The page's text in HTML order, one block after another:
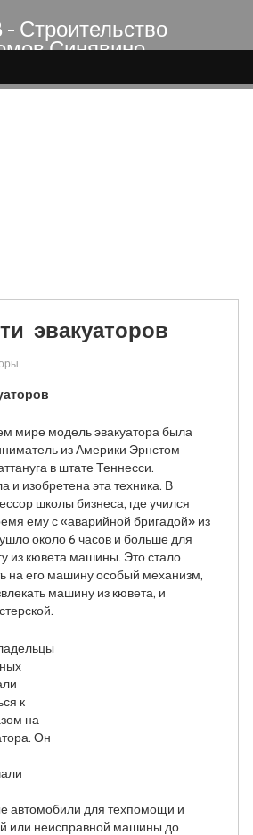
- Строительство
Синявино
Назия
эвакуаторов
мире модель эвакуатора была
из Америки Эрнстом
в штате Теннесси.
и изобретена эта техника. В
школы бизнеса, где учился
ему с «аварийной бригадой» из
около 6 часов и больше для
из кювета машины. Это стало
на его машину особый механизм,
машину из кювета, и
к
на
Он
автомобили для техпомощи и
или неисправной машины до